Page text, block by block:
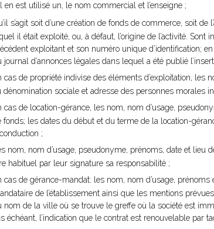
en est utilisé un, le nom commercial et l’enseigne ;
s’agit soit d’une création de fonds de commerce, soit
il était exploité, ou, à défaut, l’origine de l’activité.
exploitant et son numéro unique d’identification;
journal d’annonces légales dans lequel a été publié
cas de propriété indivise des éléments d’exploitation,
dénomination sociale et adresse des personnes morales
cas de location-gérance, les nom, nom d’usage,
fonds; les dates du début et du terme de la location-
;
nom, nom d’usage, pseudonyme, prénoms, date et
habituel par leur signature sa responsabilité ;
cas de gérance-mandat: les nom, nom d’usage,
de l’établissement ainsi que les mentions
nom de la ville où se trouve le greffe où la société est
échéant, l’indication que le contrat est renouvelable par